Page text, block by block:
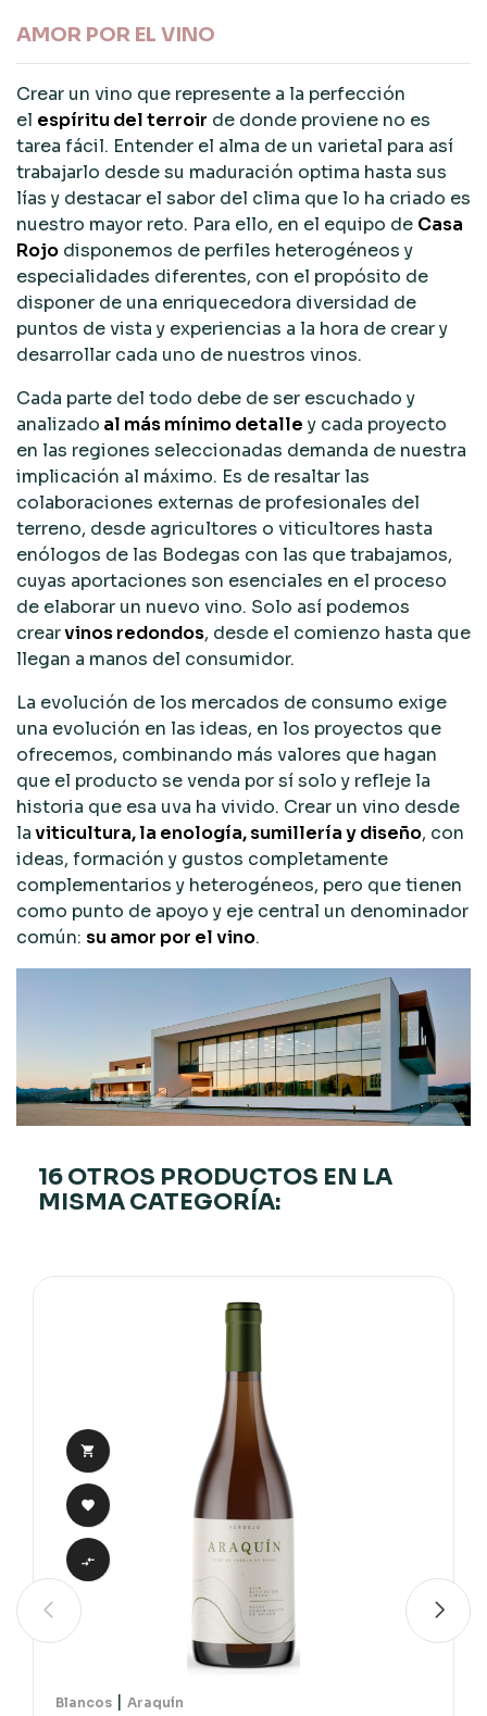
AMOR POR EL VINO
Crear un vino que represente a la perfección
el espíritu del terroir de donde proviene no es
tarea fácil. Entender el alma de un varietal para así
trabajarlo desde su maduración optima hasta sus
lías y destacar el sabor del clima que lo ha criado es
nuestro mayor reto. Para ello, en el equipo de Casa
Rojo disponemos de perfiles heterogéneos y
especialidades diferentes, con el propósito de
disponer de una enriquecedora diversidad de
puntos de vista y experiencias a la hora de crear y
desarrollar cada uno de nuestros vinos.
Cada parte del todo debe de ser escuchado y
analizado al más mínimo detalle y cada proyecto
en las regiones seleccionadas demanda de nuestra
implicación al máximo. Es de resaltar las
colaboraciones externas de profesionales del
terreno, desde agricultores o viticultores hasta
enólogos de las Bodegas con las que trabajamos,
cuyas aportaciones son esenciales en el proceso
de elaborar un nuevo vino. Solo así podemos
crearvinos redondos, desde el comienzo hasta que
llegan a manos del consumidor.
La evolución de los mercados de consumo exige
una evolución en las ideas, en los proyectos que
ofrecemos, combinando más valores que hagan
que el producto se venda por sí solo y refleje la
historia que esa uva ha vivido. Crear un vino desde
laviticultura, la enología, sumillería y diseño, con
ideas, formación y gustos completamente
complementarios y heterogéneos, pero que tienen
como punto de apoyo y eje central un denominador
común: su amor por el vino.
16 OTROS PRODUCTOS EN LA
MISMA CATEGORÍA:
Blancos | Araquín


